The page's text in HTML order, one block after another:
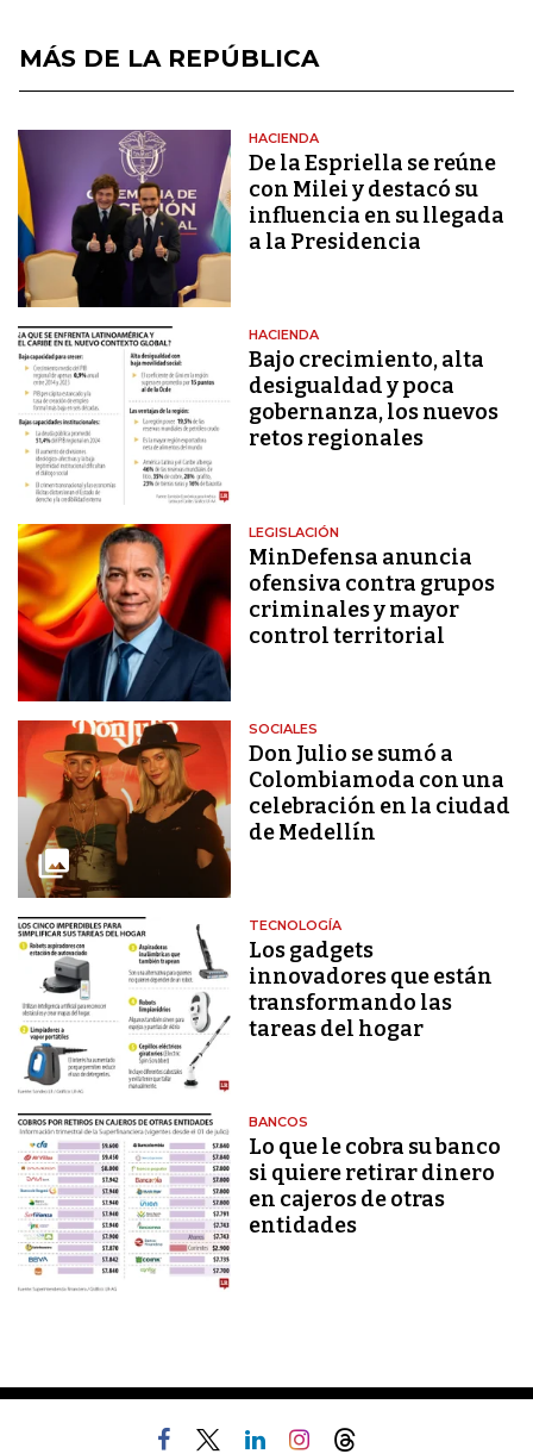
MÁS DE LA REPÚBLICA
HACIENDA
De la Espriella se reúne
con Milei y destacó su
influencia en su llegada
a la Presidencia
HACIENDA
Bajo crecimiento, alta
desigualdad y poca
gobernanza, los nuevos
retos regionales
LEGISLACIÓN
MinDefensa anuncia
ofensiva contra grupos
criminales y mayor
control territorial
SOCIALES
Don Julio se sumó a
Colombiamoda con una
celebración en la ciudad
de Medellín
TECNOLOGÍA
Los gadgets
innovadores que están
transformando las
tareas del hogar
BANCOS
Lo que le cobra su banco
si quiere retirar dinero
en cajeros de otras
entidades